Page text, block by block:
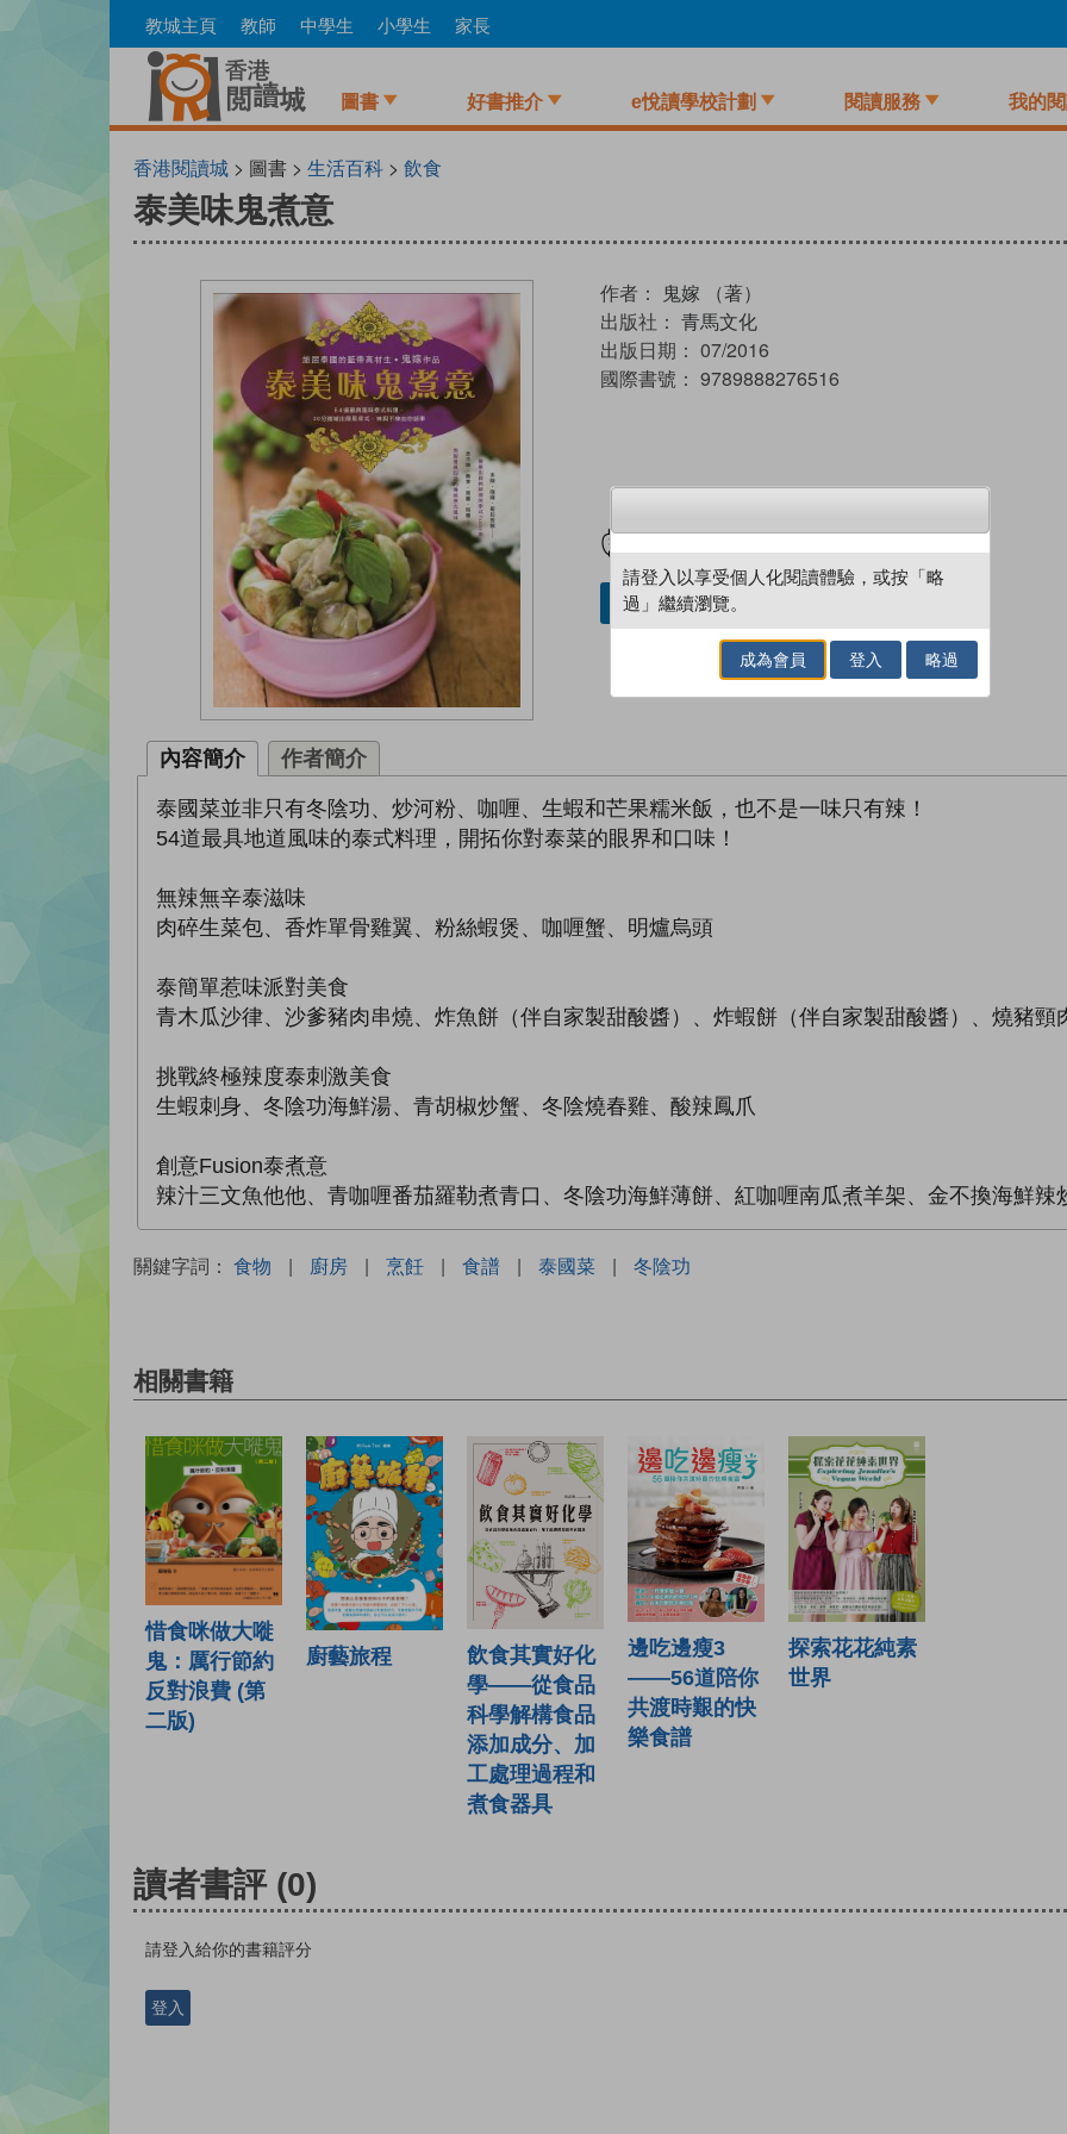
to
教城主頁 教師 中學生 小學生 家長
圖書 好書推介 e悅讀學校計劃 閱讀服務 我的
香港閱讀城> 圖書 > 生活百科> 飲食
泰美味鬼煮意
作者： 鬼嫁 （著）
出版社： 青馬文化
出版日期： 07/2016
國際書號： 9789888276516
借閱實體書
內容簡介 作者簡介
泰國菜並非只有冬陰功、炒河粉、咖喱、生蝦和芒果糯米飯，也不是一味只有辣！
54道最具地道風味的泰式料理，開拓你對泰菜的眼界和口味！
無辣無辛泰滋味
肉碎生菜包、香炸單骨雞翼、粉絲蝦煲、咖喱蟹、明爐烏頭
泰簡單惹味派對美食
青木瓜沙律、沙爹豬肉串燒、炸魚餅（伴自家製甜酸醬）、炸蝦餅（伴自家製甜酸醬）、燒豬頸
挑戰終極辣度泰刺激美食
生蝦刺身、冬陰功海鮮湯、青胡椒炒蟹、冬陰燒春雞、酸辣鳳爪
創意Fusion泰煮意
辣汁三文魚他他、青咖喱番茄羅勒煮青口、冬陰功海鮮薄餅、紅咖喱南瓜煮羊架、金不換海鮮辣
關鍵字詞： 食物 | 廚房 | 烹飪 | 食譜 | 泰國菜 | 冬陰功
相關書籍
惜食咪做大嘥
鬼：厲行節約
反對浪費 (第
二版)
廚藝旅程
飲食其實好化
學——從食品
科學解構食品
添加成分、加
工處理過程和
煮食器具
邊吃邊瘦3
——56道陪你
共渡時艱的快
樂食譜
探索花花純素
世界
讀者書評 (0)
請登入給你的書籍評分
登入
請登入以享受個人化閱讀體驗，或按「略
過」繼續瀏覽。
成為會員 登入 略過